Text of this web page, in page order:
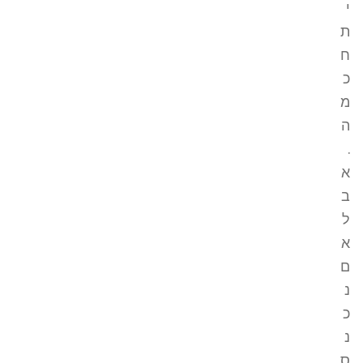
י
ת
ח
כ
מ
ה
.
א
ב
ל
א
ם
נ
כ
נ